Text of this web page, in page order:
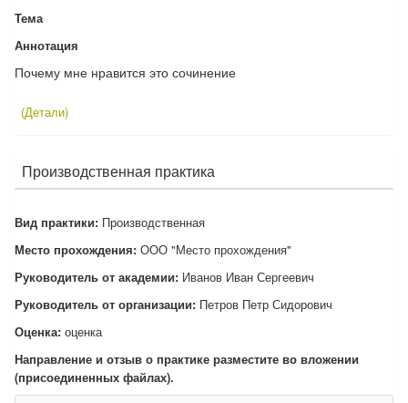
Тема
Аннотация
Почему мне нравится это сочинение
(Детали)
Производственная практика
Вид практики: Производственная
Место прохождения: ООО "Место прохождения"
Руководитель от академии: Иванов Иван Сергеевич
Руководитель от организации: Петров Петр Сидорович
Оценка: оценка
Направление и отзыв о практике разместите во вложении
(присоединенных файлах).